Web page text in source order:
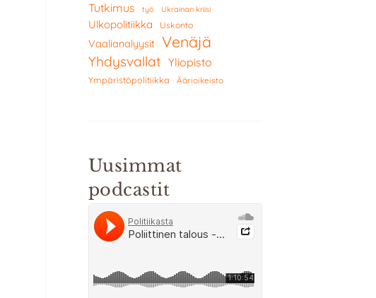
Tutkimus työ Ukrainan kriisi
Ulkopolitiikka Uskonto
Vaalianalyysit Venäjä
Yhdysvallat Yliopisto
Ympäristöpolitiikka Äärioikeisto
Uusimmat
podcastit